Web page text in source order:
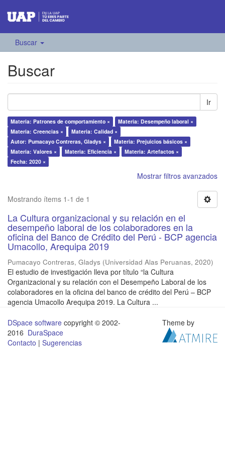
Buscar
Buscar
Ir
Materia: Patrones de comportamiento ×
Materia: Desempeño laboral ×
Materia: Creencias ×
Materia: Calidad ×
Autor: Pumacayo Contreras, Gladys ×
Materia: Prejuicios básicos ×
Materia: Valores ×
Materia: Eficiencia ×
Materia: Artefactos ×
Fecha: 2020 ×
Mostrar filtros avanzados
Mostrando ítems 1-1 de 1
La Cultura organizacional y su relación en el
desempeño laboral de los colaboradores en la
oficina del Banco de Crédito del Perú - BCP agencia
Umacollo, Arequipa 2019
Pumacayo Contreras, Gladys (Universidad Alas Peruanas, 2020)
El estudio de investigación lleva por título “la Cultura
Organizacional y su relación con el Desempeño Laboral de los
colaboradores en la oficina del banco de crédito del Perú – BCP
agencia Umacollo Arequipa 2019. La Cultura ...
DSpace software copyright © 2002-
2016 DuraSpace
Contacto | Sugerencias
Theme by